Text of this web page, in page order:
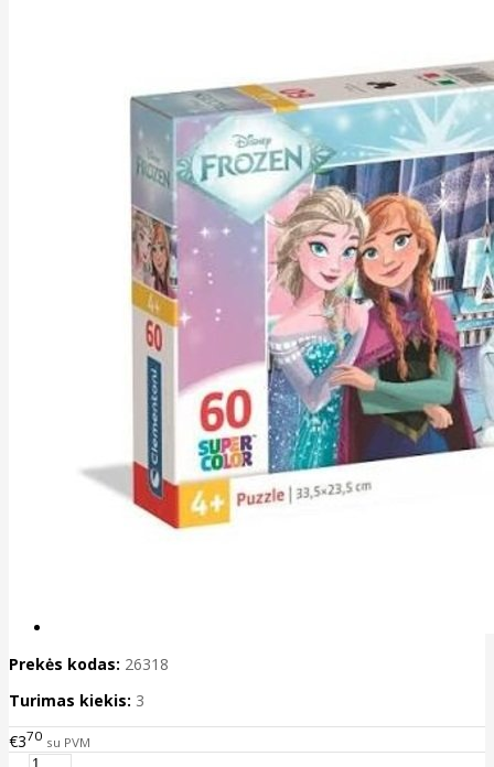
Prekės kodas: 26318
Turimas kiekis: 3
€370 su PVM